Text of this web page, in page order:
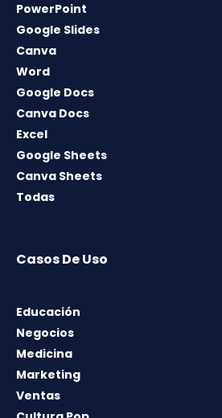
PowerPoint
Google Slides
Canva
Word
Google Docs
Canva Docs
Excel
Google Sheets
Canva Sheets
Todas
Casos De Uso
Educación
Negocios
Medicina
Marketing
Ventas